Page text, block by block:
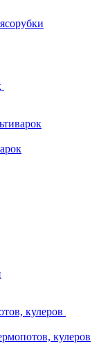
кулеров
кулеров